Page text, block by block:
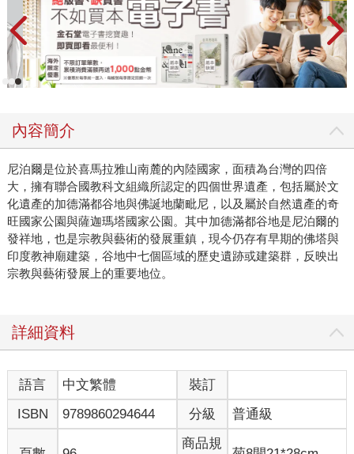
內容簡介
尼泊爾是位於喜馬拉雅山南麓的內陸國家，面積為台灣的四倍
大，擁有聯合國教科文組織所認定的四個世界遺產，包括屬於文
化遺產的加德滿都谷地與佛誕地蘭毗尼，以及屬於自然遺產的奇
旺國家公園與薩迦瑪塔國家公園。其中加德滿都谷地是尼泊爾的
發祥地，也是宗教與藝術的發展重鎮，現今仍存有早期的佛塔與
印度教神廟建築，谷地中七個區域的歷史遺跡或建築群，反映出
宗教與藝術發展上的重要地位。
詳細資料
語言 中文繁體
裝訂
ISBN
9789860294644 分級 普通級
商品規